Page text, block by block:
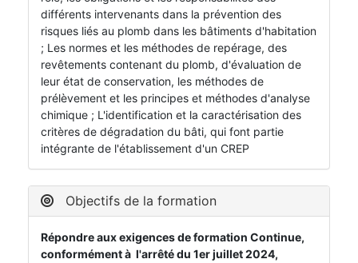
différents intervenants dans la prévention des
risques liés au plomb dans les bâtiments d'habitation
; Les normes et les méthodes de repérage, des
revêtements contenant du plomb, d'évaluation de
leur état de conservation, les méthodes de
prélèvement et les principes et méthodes d'analyse
chimique ; L'identification et la caractérisation des
critères de dégradation du bâti, qui font partie
intégrante de l'établissement d'un CREP
Objectifs de la formation
Répondre aux exigences de formation Continue,
conformément à l'arrêté du 1er juillet 2024,